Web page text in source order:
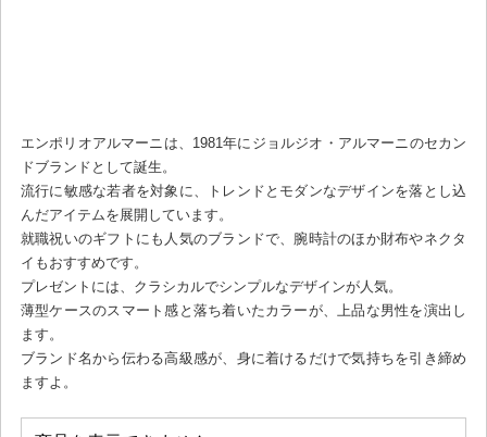
エンポリオアルマーニは、1981年にジョルジオ・アルマーニのセカン
ドブランドとして誕生。
流行に敏感な若者を対象に、トレンドとモダンなデザインを落とし込
んだアイテムを展開しています。
就職祝いのギフトにも人気のブランドで、腕時計のほか財布やネクタ
イもおすすめです。
プレゼントには、クラシカルでシンプルなデザインが人気。
薄型ケースのスマート感と落ち着いたカラーが、上品な男性を演出し
ます。
ブランド名から伝わる高級感が、身に着けるだけで気持ちを引き締め
ますよ。